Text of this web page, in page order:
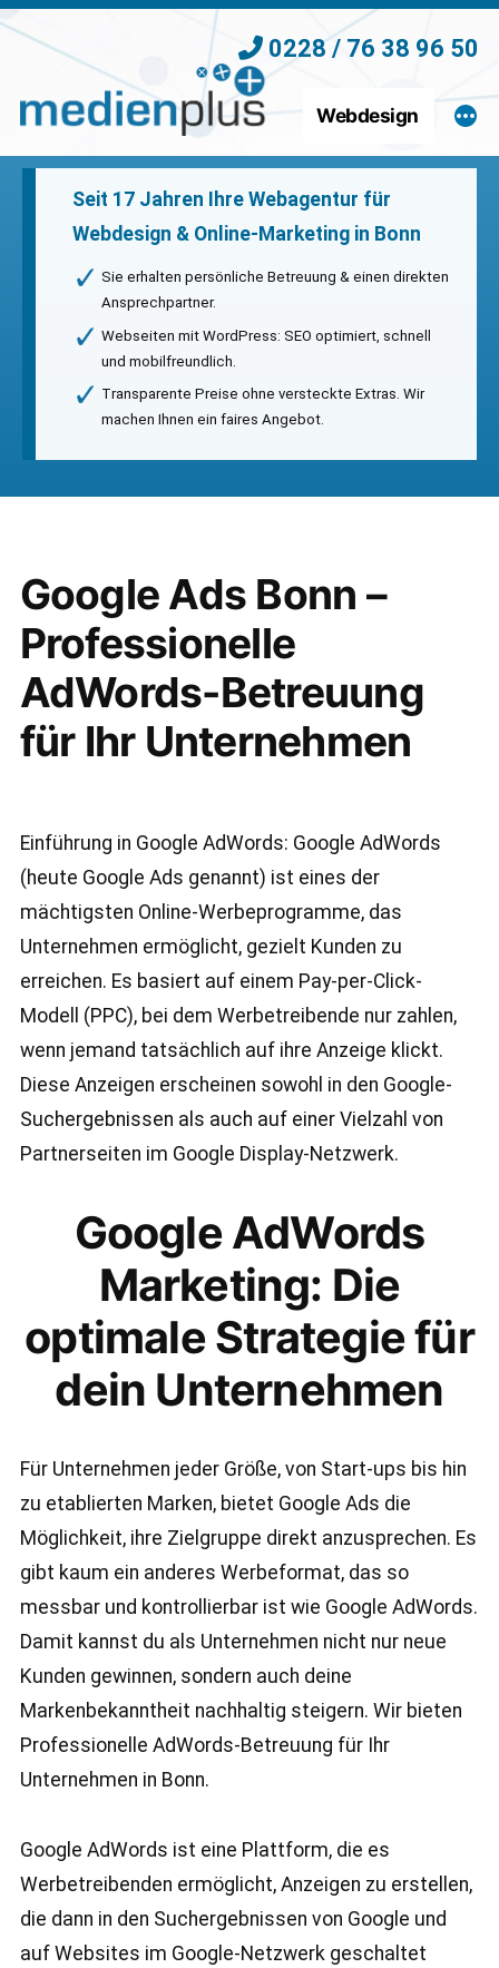
Zum
springen
0228 / 76 38 96 50
Webdesign
Seit 17 Jahren Ihre Webagentur für
Webdesign & Online-Marketing in Bonn
Sie erhalten persönliche Betreuung & einen direkten
Ansprechpartner.
Webseiten mit WordPress: SEO optimiert, schnell
und mobilfreundlich.
Transparente Preise ohne versteckte Extras. Wir
machen Ihnen ein faires Angebot.
Google Ads Bonn –
Professionelle
AdWords-Betreuung
für Ihr Unternehmen
Einführung in Google AdWords: Google AdWords
(heute Google Ads genannt) ist eines der
mächtigsten Online-Werbeprogramme, das
Unternehmen ermöglicht, gezielt Kunden zu
erreichen. Es basiert auf einem Pay-per-Click-
Modell (PPC), bei dem Werbetreibende nur zahlen,
wenn jemand tatsächlich auf ihre Anzeige klickt.
Diese Anzeigen erscheinen sowohl in den Google-
Suchergebnissen als auch auf einer Vielzahl von
Partnerseiten im Google Display-Netzwerk.
Google AdWords
Marketing: Die
optimale Strategie für
dein Unternehmen
Für Unternehmen jeder Größe, von Start-ups bis hin
zu etablierten Marken, bietet Google Ads die
Möglichkeit, ihre Zielgruppe direkt anzusprechen. Es
gibt kaum ein anderes Werbeformat, das so
messbar und kontrollierbar ist wie Google AdWords.
Damit kannst du als Unternehmen nicht nur neue
Kunden gewinnen, sondern auch deine
Markenbekanntheit nachhaltig steigern. Wir bieten
Professionelle AdWords-Betreuung für Ihr
Unternehmen in Bonn.
Google AdWords ist eine Plattform, die es
Werbetreibenden ermöglicht, Anzeigen zu erstellen,
die dann in den Suchergebnissen von Google und
auf Websites im Google-Netzwerk geschaltet